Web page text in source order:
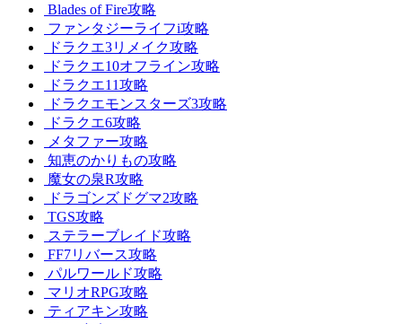
Blades of Fire攻略
ファンタジーライフi攻略
ドラクエ3リメイク攻略
ドラクエ10オフライン攻略
ドラクエ11攻略
ドラクエモンスターズ3攻略
ドラクエ6攻略
メタファー攻略
知恵のかりもの攻略
魔女の泉R攻略
ドラゴンズドグマ2攻略
TGS攻略
ステラーブレイド攻略
FF7リバース攻略
パルワールド攻略
マリオRPG攻略
ティアキン攻略